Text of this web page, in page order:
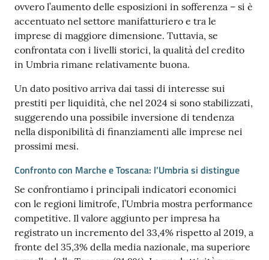
ovvero l’aumento delle esposizioni in sofferenza – si è
accentuato nel settore manifatturiero e tra le
imprese di maggiore dimensione. Tuttavia, se
confrontata con i livelli storici, la qualità del credito
in Umbria rimane relativamente buona.
Un dato positivo arriva dai tassi di interesse sui
prestiti per liquidità, che nel 2024 si sono stabilizzati,
suggerendo una possibile inversione di tendenza
nella disponibilità di finanziamenti alle imprese nei
prossimi mesi.
Confronto con Marche e Toscana: l’Umbria si distingue
Se confrontiamo i principali indicatori economici
con le regioni limitrofe, l’Umbria mostra performance
competitive. Il valore aggiunto per impresa ha
registrato un incremento del 33,4% rispetto al 2019, a
fronte del 35,3% della media nazionale, ma superiore